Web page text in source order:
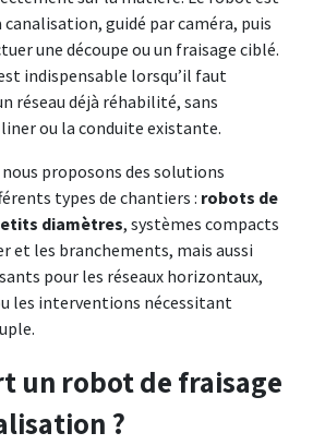
guidé par caméra, puis
une découpe ou un fraisage ciblé.
indispensable lorsqu’il faut
réseau déjà réhabilité, sans
ou la conduite existante.
proposons des solutions
types de chantiers : robots de
diamètres, systèmes compacts
et les branchements, mais aussi
pour les réseaux horizontaux,
les interventions nécessitant
un robot de fraisage
?